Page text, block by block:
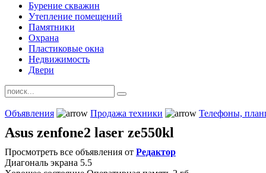
Бурение скважин
Утепление помещений
Памятники
Охрана
Пластиковые окна
Недвижимость
Двери
Объявления Продажа техники Телефоны,
Asus zenfone2 laser ze550kl
Просмотреть все объявления от Редактор
Диагональ экрана 5.5